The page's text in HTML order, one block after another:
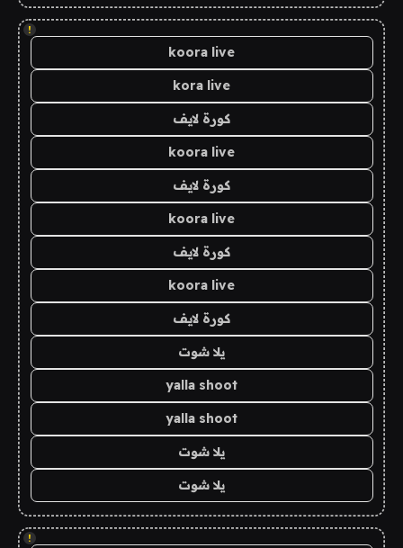
!
koora live
kora live
كورة لايف
koora live
كورة لايف
koora live
كورة لايف
koora live
كورة لايف
يلا شوت
yalla shoot
yalla shoot
يلا شوت
يلا شوت
!